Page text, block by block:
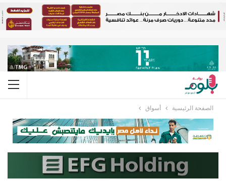
الصفحة الرئيسية أسواق